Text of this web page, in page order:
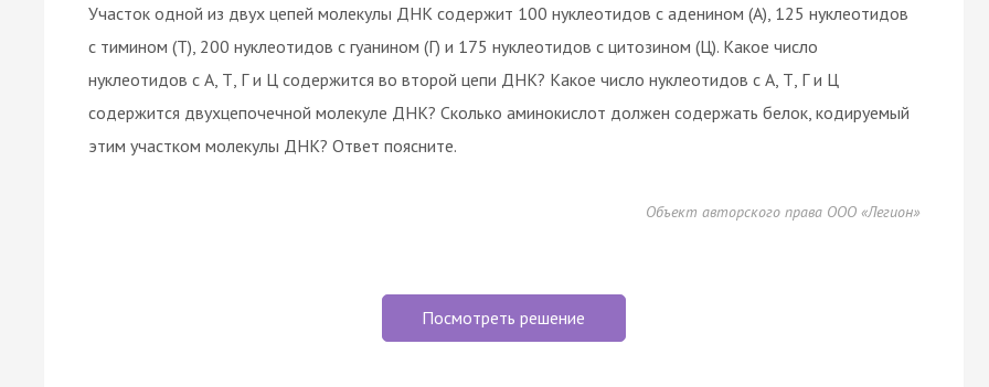
Участок одной из двух цепей молекулы ДНК содержит 100 нуклеотидов с аденином (А), 125 нуклеотидов
с тимином (Т), 200 нуклеотидов с гуанином (Г) и 175 нуклеотидов с цитозином (Ц). Какое число
нуклеотидов с А, Т, Г и Ц содержится во второй цепи ДНК? Какое число нуклеотидов с А, Т, Г и Ц
содержится двухцепочечной молекуле ДНК? Сколько аминокислот должен содержать белок, кодируемый
этим участком молекулы ДНК? Ответ поясните.
Объект авторского права ООО «Легион»
Посмотреть решение